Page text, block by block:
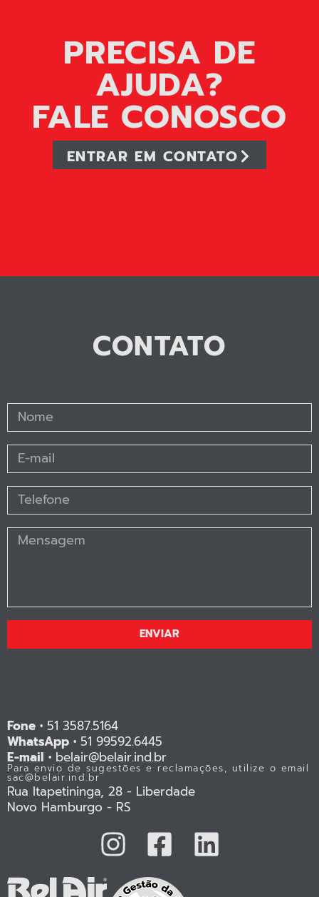
PRECISA DE
AJUDA?
FALE CONOSCO
ENTRAR EM CONTATO
CONTATO
ENVIAR
Fone • 51 3587.5164
WhatsApp • 51 99592.6445
E-mail • belair@belair.ind.br
Para envio de sugestões e reclamações, utilize o email
sac@belair.ind.br
Rua Itapetininga, 28 - Liberdade
Novo Hamburgo - RS